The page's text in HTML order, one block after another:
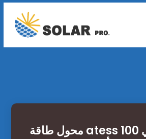
محول طاقة atess 100 كيلو وات في